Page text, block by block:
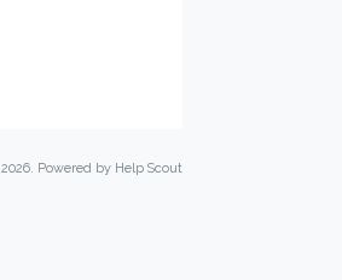
2026. Powered by Help Scout